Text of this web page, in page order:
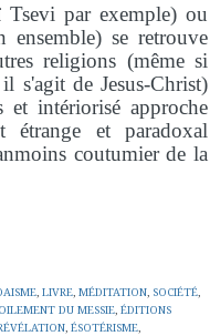
Tsevi par exemple) ou
se retrouve
religions (même si
s'agit de Jesus-Christ)
intériorisé approche
étrange et paradoxal
coutumier de la
, LIVRE, MÉDITATION, SOCIÉTÉ,
DU MESSIE,ÉDITIONS
, ÉSOTÉRISME,